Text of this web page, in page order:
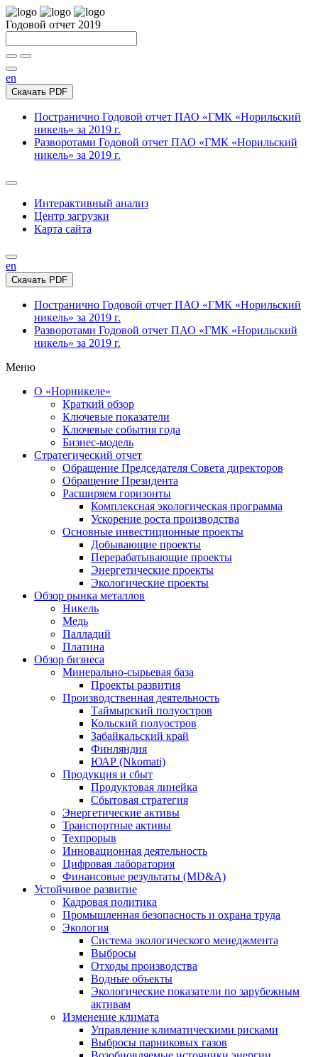
Годовой отчет 2019
en
Скачать PDF
Постранично Годовой отчет ПАО «ГМК «Норильский
никель» за 2019 г.
Разворотами Годовой отчет ПАО «ГМК «Норильский
никель» за 2019 г.
Интерактивный анализ
Центр загрузки
Карта сайта
en
Скачать PDF
Постранично Годовой отчет ПАО «ГМК «Норильский
никель» за 2019 г.
Разворотами Годовой отчет ПАО «ГМК «Норильский
никель» за 2019 г.
Меню
О «Норникеле»
Краткий обзор
Ключевые показатели
Ключевые события года
Бизнес-модель
Стратегический отчет
Обращение Председателя Совета директоров
Обращение Президента
Расширяем горизонты
Комплексная экологическая программа
Ускорение роста производства
Основные инвестиционные проекты
Добывающие проекты
Перерабатывающие проекты
Энергетические проекты
Экологические проекты
Обзор рынка металлов
Никель
Медь
Палладий
Платина
Обзор бизнеса
Минерально-сырьевая база
Проекты развития
Производственная деятельность
Таймырский полуостров
Кольский полуостров
Забайкальский край
Финляндия
ЮАР (Nkomati)
Продукция и сбыт
Продуктовая линейка
Сбытовая стратегия
Энергетические активы
Транспортные активы
Техпрорыв
Инновационная деятельность
Цифровая лаборатория
Финансовые результаты (MD&A)
Устойчивое развитие
Кадровая политика
Промышленная безопасность и охрана труда
Экология
Система экологического менеджмента
Выбросы
Отходы производства
Водные объекты
Экологические показатели по зарубежным
активам
Изменение климата
Управление климатическими рисками
Выбросы парниковых газов